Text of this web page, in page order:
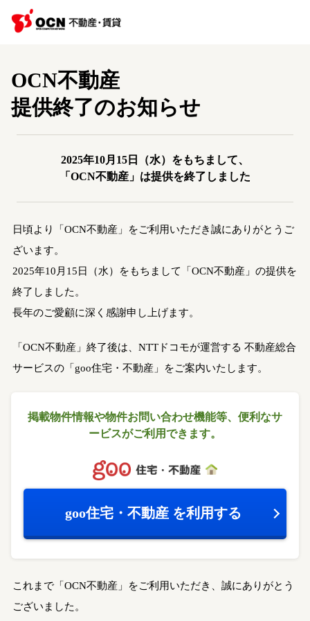
OCN不動産
提供終了のお知らせ
2025年10月15日（水）をもちまして、
「OCN不動産」は提供を終了しました
日頃より「OCN不動産」をご利用いただき誠にありがとうご
ざいます。
2025年10月15日（水）をもちまして「OCN不動産」の提供を
終了しました。
長年のご愛顧に深く感謝申し上げます。
「OCN不動産」終了後は、NTTドコモが運営する 不動産総合
サービスの「goo住宅・不動産」をご案内いたします。
掲載物件情報や物件お問い合わせ機能等、 便利なサ
ービスがご利用できます。
goo住宅・不動産 を利用する
これまで「OCN不動産」をご利用いただき、誠にありがとう
ございました。